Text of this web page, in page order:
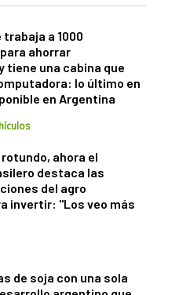
a 1000
ahorrar
tiene una cabina que
lo último en
en Argentina
ahora el
destaca las
del agro
invertir: "Los veo más
de soja con una sola